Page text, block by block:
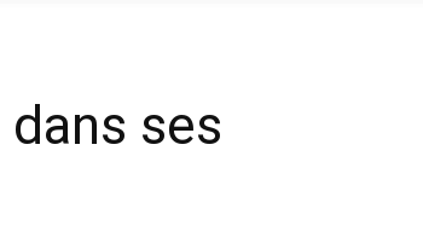
ses